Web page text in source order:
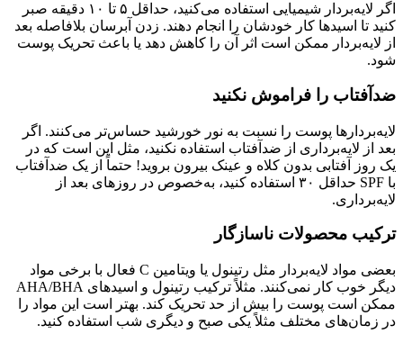
اگر لایه‌بردار شیمیایی استفاده می‌کنید، حداقل ۵ تا ۱۰ دقیقه صبر
کنید تا اسیدها کار خودشان را انجام دهند. زدن آبرسان بلافاصله بعد
از لایه‌بردار ممکن است اثر آن را کاهش دهد یا باعث تحریک پوست
شود.
ضدآفتاب را فراموش نکنید
لایه‌بردارها پوست را نسبت به نور خورشید حساس‌تر می‌کنند. اگر
بعد از لایه‌برداری از ضدآفتاب استفاده نکنید، مثل این است که در
یک روز آفتابی بدون کلاه و عینک بیرون بروید! حتماً از یک ضدآفتاب
با SPF حداقل ۳۰ استفاده کنید، به‌خصوص در روزهای بعد از
لایه‌برداری.
ترکیب محصولات ناسازگار
بعضی مواد لایه‌بردار مثل رتینول یا ویتامین C فعال با برخی مواد
دیگر خوب کار نمی‌کنند. مثلاً ترکیب رتینول و اسیدهای AHA/BHA
ممکن است پوست را بیش از حد تحریک کند. بهتر است این مواد را
در زمان‌های مختلف مثلاً یکی صبح و دیگری شب استفاده کنید.